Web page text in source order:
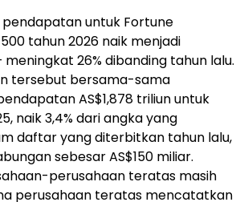
untuk Fortune
tahun 2026 naik menjadi
meningkat 26% dibanding tahun lalu.
tersebut bersama-sama
AS$1,878 triliun untuk
naik 3,4% dari angka yang
daftar yang diterbitkan tahun lalu,
sebesar AS$150 miliar.
perusahaan teratas masih
perusahaan teratas mencatatkan